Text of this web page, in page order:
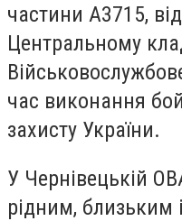
частини А3715,
Центральному
час виконання
захисту України.
У Чернівецькій
рідним, близьким